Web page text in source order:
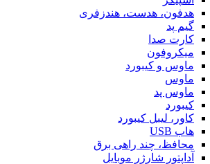
هدفون، هدست، هندزفری
گیم پد
کارت صدا
میکروفون
ماوس و کیبورد
ماوس
ماوس پد
کیبورد
کاور، لیبل کیبورد
هاب USB
محافظ، چند راهی برق
آداپتور شارژر موبایل